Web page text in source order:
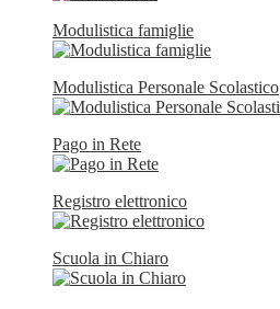
Modulistica famiglie
Modulistica Personale Scolastico
Pago in Rete
Registro elettronico
Scuola in Chiaro